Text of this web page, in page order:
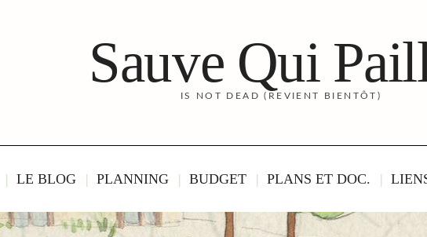
Sauve Qui
IS NOT DEAD (REVIENT BIENTÔT)
LE BLOG PLANNING BUDGET PLANS ET DOC.